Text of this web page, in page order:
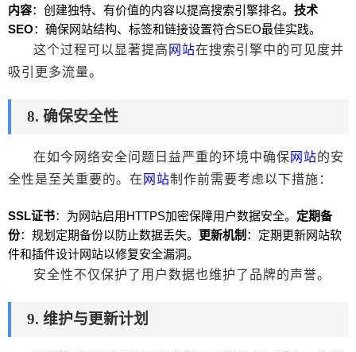
内容：创建独特、有价值的内容以提高搜索引擎排名。 技术
SEO：确保网站结构、标签和链接设置符合SEO最佳实践。
这个过程可以显著提高 网站在搜索引擎中的可见度并
吸引更多流量。
8. 确保安全性
在如今网络安全问题日益严重的环境中确保 网站的安
全性是至关重要的。在 网站制作前需要考虑以下措施：
SSL证书：为网站启用HTTPS加密保障用户数据安全。 定期备
份：规划定期备份以防止数据丢失。 更新机制 ：定期更新网站软
件和插件设计网站以修复安全漏洞。
安全性不仅保护了用户数据也维护了品牌的声誉。
9. 维护与更新计划